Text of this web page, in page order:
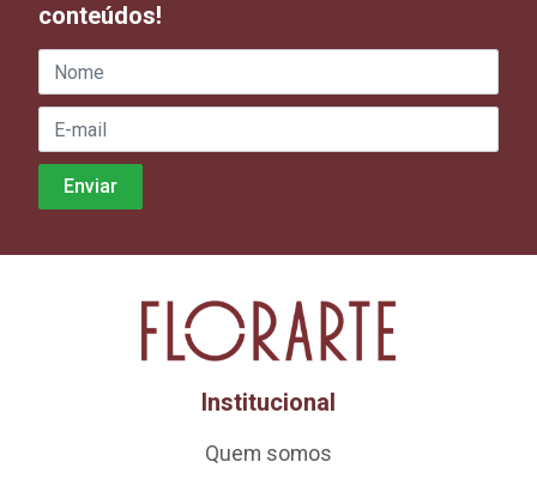
conteúdos!
Institucional
Quem somos